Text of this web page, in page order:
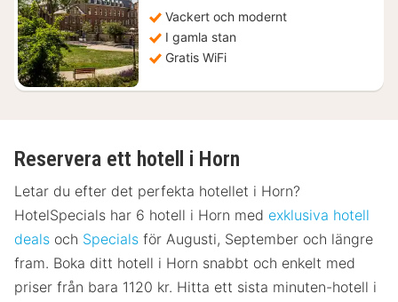
Vackert och modernt
I gamla stan
Gratis WiFi
Reservera ett hotell i Horn
Letar du efter det perfekta hotellet i Horn?
HotelSpecials har 6 hotell i Horn med exklusiva hotell
deals och Specials för Augusti, September och längre
fram. Boka ditt hotell i Horn snabbt och enkelt med
priser från bara 1120 kr. Hitta ett sista minuten-hotell i